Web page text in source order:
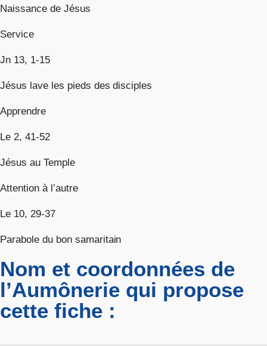
Naissance de Jésus
Service
Jn 13, 1-15
Jésus lave les pieds des disciples
Apprendre
Le 2, 41-52
Jésus au Temple
Attention à l’autre
Le 10, 29-37
Parabole du bon samaritain
Nom et coordonnées de
l’Aumônerie qui propose
cette fiche :